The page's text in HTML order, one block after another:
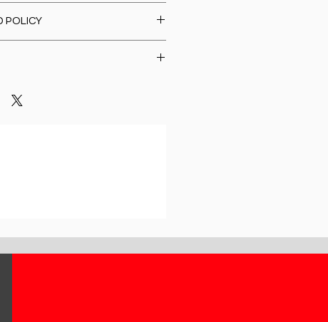
product such as sizing,
instructions. This is also a
what makes this product
POLICY
know what to do in case they
or exchange policy is a great
reassure your customers that
shipping methods,
confidence.